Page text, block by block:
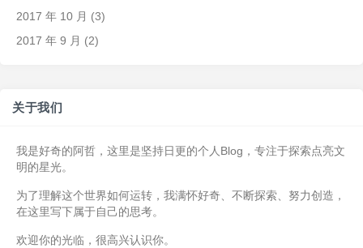
2017 年 10 月 (3)
2017 年 9 月 (2)
关于我们
我是好奇的阿哲，这里是坚持日更的个人Blog，专注于探索点亮文
明的星光。
为了理解这个世界如何运转，我满怀好奇、不断探索、努力创造，
在这里写下属于自己的思考。
欢迎你的光临，很高兴认识你。